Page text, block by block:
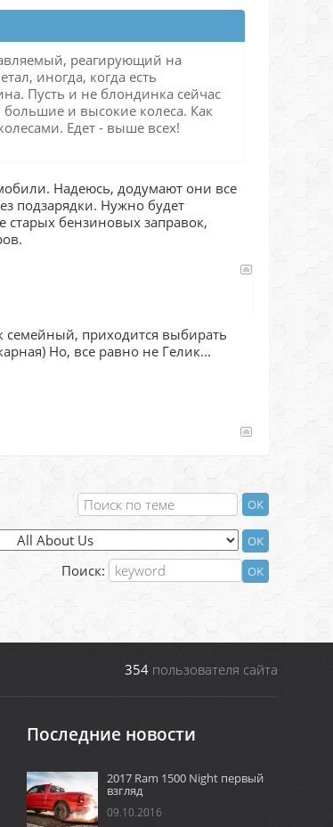
реагирующий на
иногда, когда есть
Пусть и не блондинка сейчас
и высокие колеса. Как
Едет - выше всех!
Надеюсь, додумают они все
подзарядки. Нужно будет
старых бензиновых заправок,
семейный, приходится выбирать
Но, все равно не Гелик...
Поиск:
354 пользователя сайта
Последние новости
2017 Ram 1500 Night первый
взгляд
09.10.2016